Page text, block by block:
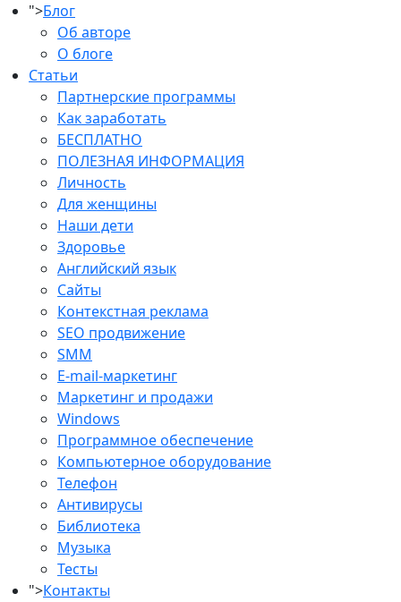
">Блог
Об авторе
О блоге
Статьи
Партнерские программы
Как заработать
БЕСПЛАТНО
ПОЛЕЗНАЯ ИНФОРМАЦИЯ
Личность
Для женщины
Наши дети
Здоровье
Английский язык
Сайты
Контекстная реклама
SEO продвижение
SMM
E-mail-маркетинг
Маркетинг и продажи
Windows
Программное обеспечение
Компьютерное оборудование
Телефон
Антивирусы
Библиотека
Музыка
Тесты
">Контакты